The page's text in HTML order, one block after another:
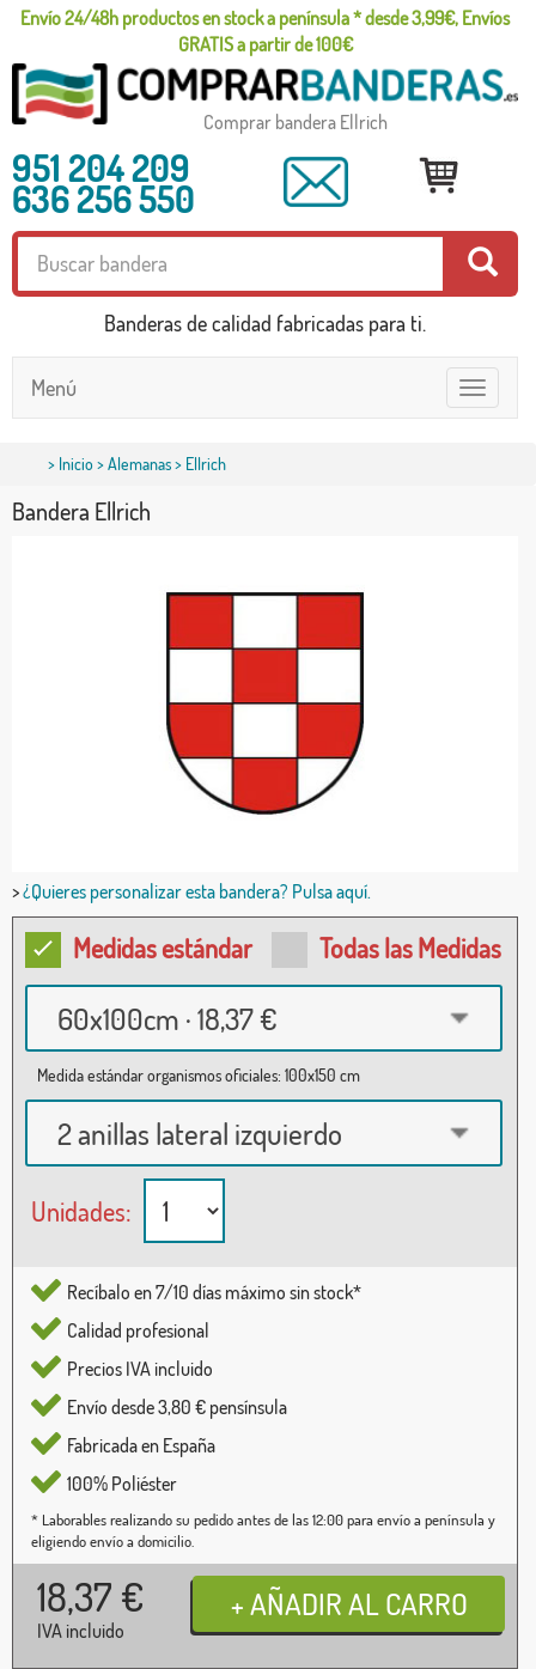
Envío 24/48h productos en stock a península * desde 3,99€, Envíos
GRATIS a partir de 100€
Comprar bandera Ellrich
951 204 209
636 256 550
Banderas de calidad fabricadas para ti.
Toggle
navigation
Menú
> Inicio>Alemanas> Ellrich
Bandera Ellrich
>¿Quieres personalizar esta bandera? Pulsa aquí.
Medidas estándar Todas las Medidas
60x100cm · 18,37 €
Medida estándar organismos oficiales: 100x150 cm
2 anillas lateral izquierdo
Unidades:
Recíbalo en 7/10 días máximo sin stock*
Calidad profesional
Precios IVA incluido
Envío desde 3,80 € pensínsula
Fabricada en España
100% Poliéster
* Laborables realizando su pedido antes de las 12:00 para envío a península y
eligiendo envío a domicilio.
18,37 €
IVA incluido